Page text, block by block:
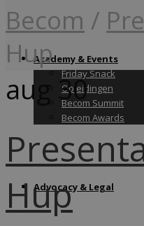
Academy & Events
Friday Snack
Opleidingen
Becom Summit
Becom Awards
Advocacy & Legal
Becom /
Hup
aug 30
Hup